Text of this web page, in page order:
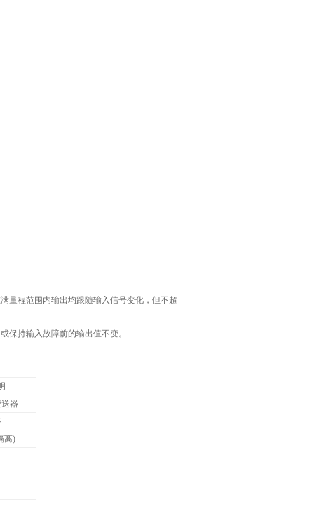
量程范围内输出均跟随输入信号变化，但不超
保持输入故障前的输出值不变。
器
离)